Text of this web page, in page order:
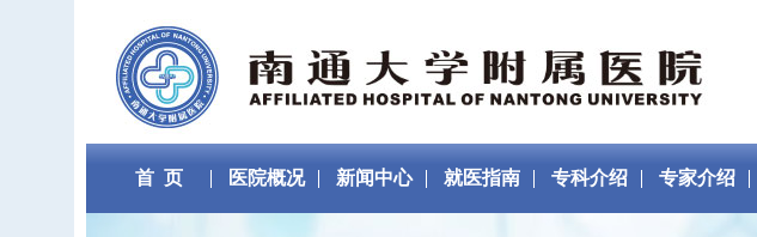
首 页 医院概况 新闻中心 就医指南 专科介绍 专家介绍